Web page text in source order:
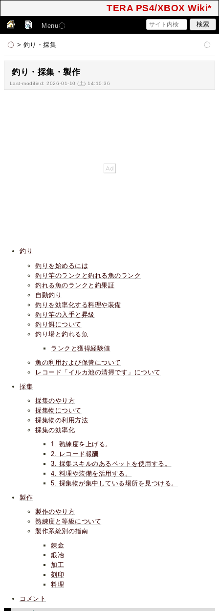
TERA PS4/XBOX Wiki*
Menu
> 釣り・採集
釣り・採集・製作
Last-modified: 2026-01-10 (土) 14:10:36
釣り
釣りを始めるには
釣り竿のランクと釣れる魚のランク
釣れる魚のランクと釣果証
自動釣り
釣りを効率化する料理や装備
釣り竿の入手と昇級
釣り餌について
釣り場と釣れる魚
ランクと獲得経験値
魚の利用および保管について
レコード「イルカ池の清掃です」について
採集
採集のやり方
採集物について
採集物の利用方法
採集の効率化
1. 熟練度を上げる。
2. レコード報酬
3. 採集スキルのあるペットを使用する。
4. 料理や装備を活用する。
5. 採集物が集中している場所を見つける。
製作
製作のやり方
熟練度と等級について
製作系統別の指南
錬金
鍛冶
加工
刻印
料理
コメント